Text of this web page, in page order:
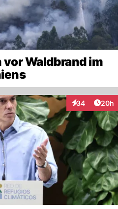
Waldbrand im
34
Interaktionen
20h